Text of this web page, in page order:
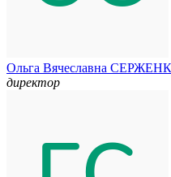
Ольга Вячеславна
директор